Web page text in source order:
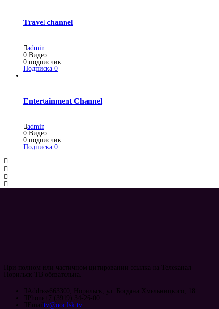
Travel channel
admin
0 Видео
0 подписчик
Подписка 0
Entertainment Channel
admin
0 Видео
0 подписчик
Подписка 0
При полном или частичном цитировании ссылка на Телеканал
Норильск ТВ обязательна.
Address663300, Норильск, ул. Богдана Хмельницкого, 18
Phone +7 (3919) 34-26-00
Emailtv@norilsk.tv